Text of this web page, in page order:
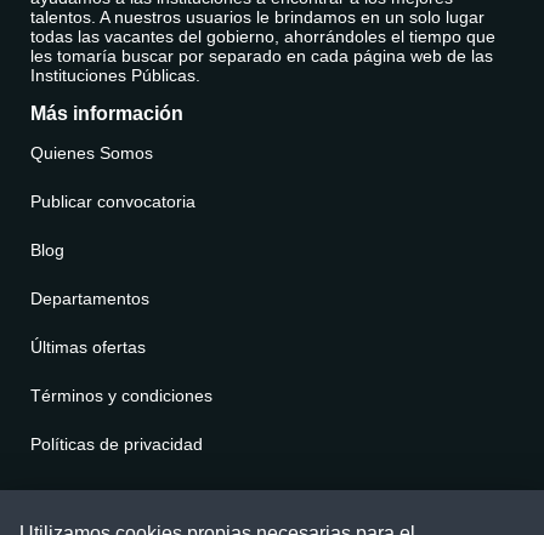
talentos. A nuestros usuarios le brindamos en un solo lugar
todas las vacantes del gobierno, ahorrándoles el tiempo que
les tomaría buscar por separado en cada página web de las
Instituciones Públicas.
Más información
Quienes Somos
Publicar convocatoria
Blog
Departamentos
Últimas ofertas
Términos y condiciones
Políticas de privacidad